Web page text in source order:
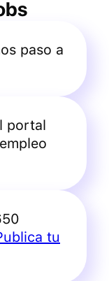
paso a
portal
tu